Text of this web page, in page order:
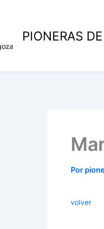
PIONERAS
Por
volver